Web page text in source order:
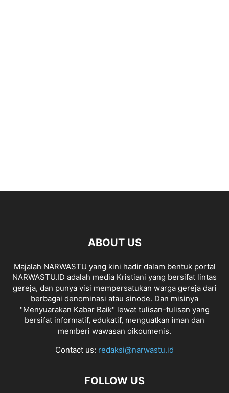
ABOUT US
Majalah NARWASTU yang kini hadir dalam bentuk portal
NARWASTU.ID adalah media Kristiani yang bersifat lintas
gereja, dan punya visi mempersatukan warga gereja dari
berbagai denominasi atau sinode. Dan misinya
"Menyuarakan Kabar Baik" lewat tulisan-tulisan yang
bersifat informatif, edukatif, menguatkan iman dan
memberi wawasan oikoumenis.
Contact us: redaksi@narwastu.id
FOLLOW US